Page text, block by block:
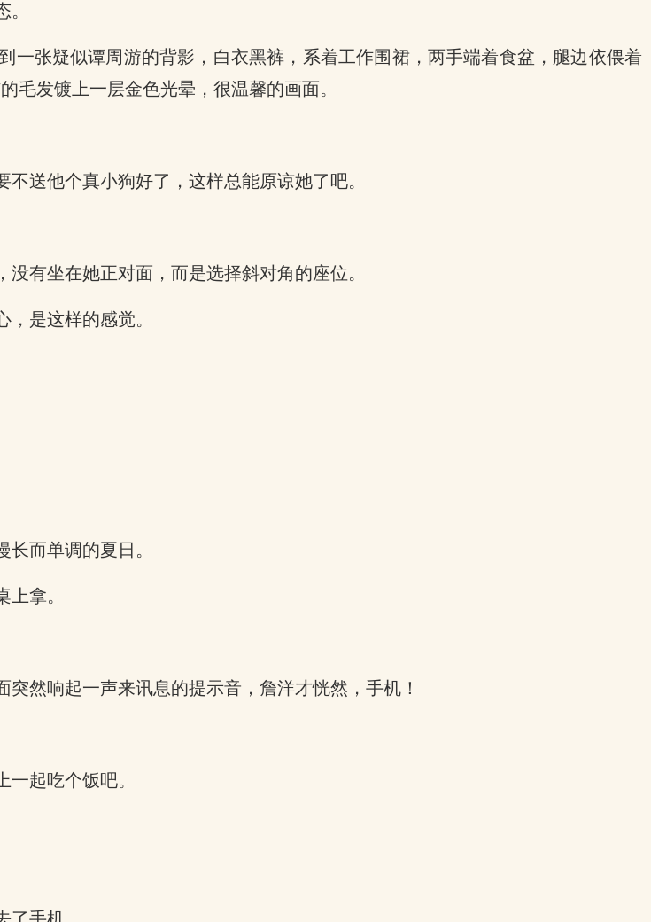
一张疑似谭周游的背影，白衣黑裤，系着工作围裙，两手端着食盆，腿边依偎着
毛发镀上一层金色光晕，很温馨的画面。
送他个真小狗好了，这样总能原谅她了吧。
有坐在她正对面，而是选择斜对角的座位。
是这样的感觉。
而单调的夏日。
拿。
然响起一声来讯息的提示音，詹洋才恍然，手机！
起吃个饭吧。